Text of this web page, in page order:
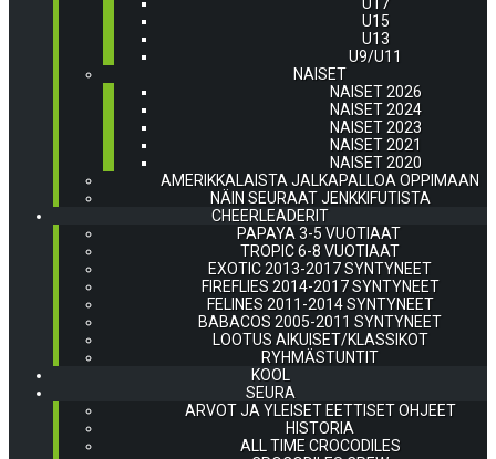
U15
U13
U9/U11
NAISET
NAISET 2026
NAISET 2024
NAISET 2023
NAISET 2021
NAISET 2020
AMERIKKALAISTA JALKAPALLOA OPPIMAAN
NÄIN SEURAAT JENKKIFUTISTA
CHEERLEADERIT
PAPAYA 3-5 VUOTIAAT
TROPIC 6-8 VUOTIAAT
EXOTIC 2013-2017 SYNTYNEET
FIREFLIES 2014-2017 SYNTYNEET
FELINES 2011-2014 SYNTYNEET
BABACOS 2005-2011 SYNTYNEET
LOOTUS AIKUISET/KLASSIKOT
RYHMÄSTUNTIT
KOOL
SEURA
ARVOT JA YLEISET EETTISET OHJEET
HISTORIA
ALL TIME CROCODILES